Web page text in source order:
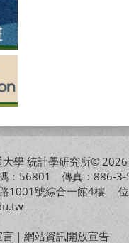
學 統計學研究所©
：56801 傳真：886-
1001號綜合一館4樓
言 ｜ 網站資訊開放宣告